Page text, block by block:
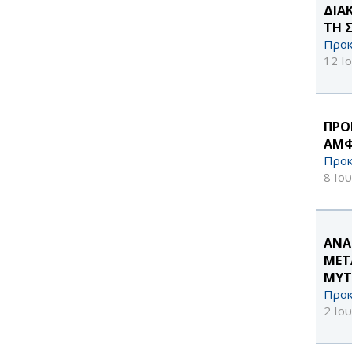
ΤΗ
12
8
2